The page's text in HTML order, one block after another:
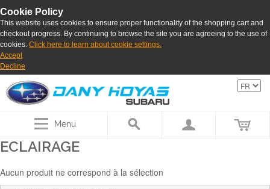
Cookie Policy
This website uses cookies to ensure proper functionality of the shopping cart and
checkout progress. By continuing to browse the site you are agreeing to the use of
cookies. Click here to learn about cookie settings.
Accept
Decline
Menu
ECLAIRAGE
Aucun produit ne correspond à la sélection